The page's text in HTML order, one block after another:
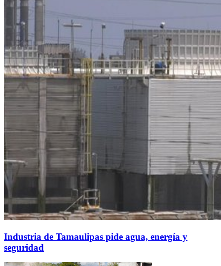
Industria de Tamaulipas pide agua, energía y
seguridad